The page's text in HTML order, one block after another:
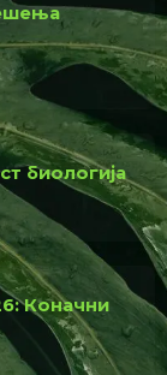
и решења из
из
из